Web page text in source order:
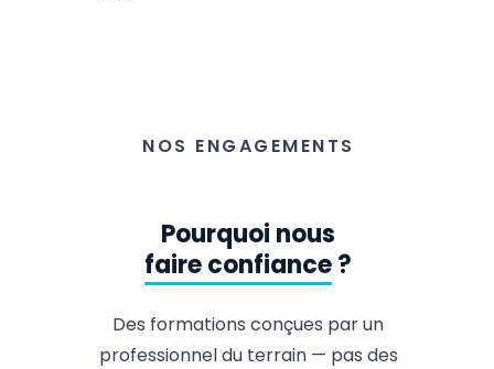
NOS ENGAGEMENTS
Pourquoi nous
faire confiance?
Des formations conçues par un
professionnel du terrain — pas des